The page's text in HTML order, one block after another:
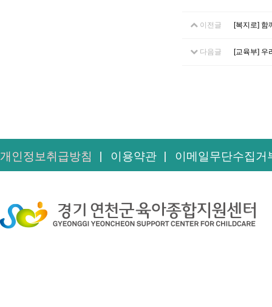
이전글 [복지로] 함
다음글 [교육부] 우
개인정보취급방침 이용약관 이메일무단수집거